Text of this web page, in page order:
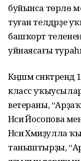
буйынса төрлө
туған телдәрҙе
башҡорт теленең
уйнаясағы
Кәңәшмә
класс
ветераны,
Нәсиә Йосопова
Нәсиә Хәмиҙулла
таныштырҙы,